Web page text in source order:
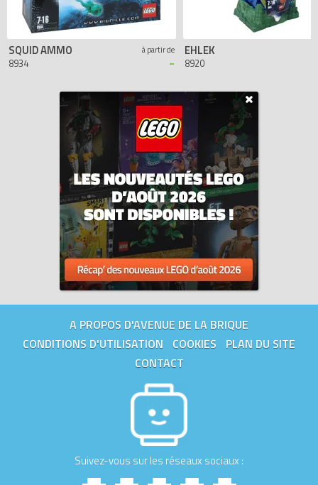
SQUID AMMO
8934
à partir de
-
EHLEK
8920
A PROPOS D'AVENUE DE LA BRIQUE
CONDITIONS D'UTILISATION
COOKIES
PLAN DU SITE
CONTACT
Suivez-vous sur les réseaux sociaux :